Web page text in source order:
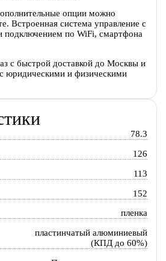
опции можно
Встроенная система управление с
по WiFi, смартфона
с быстрой доставкой до Москвы и
юридическими и физическими
78.3
126
113
152
пленка
пластинчатый алюминиевый
(КПД до 60%)